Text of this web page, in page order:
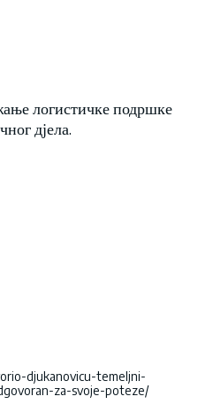
логистичке подршке
дјела.
djukanovicu-temeljni-
za-svoje-poteze/